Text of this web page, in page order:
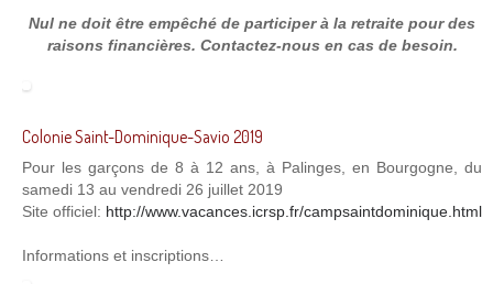
Nul ne doit être empêché de participer à la retraite pour des
raisons financières. Contactez-nous en cas de besoin.
Colonie Saint-Dominique-Savio 2019
Pour les garçons de 8 à 12 ans, à Palinges, en Bourgogne, du
samedi 13 au vendredi 26 juillet 2019
Site officiel: http://www.vacances.icrsp.fr/campsaintdominique.html
Informations et inscriptions…